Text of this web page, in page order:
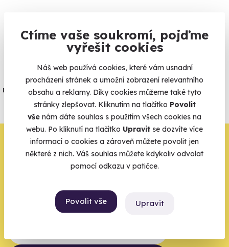
Ctíme vaše soukromí, pojďme
vyřešit cookies
Náš web používá cookies, které vám usnadní
procházení stránek a umožní zobrazení relevantního
obsahu a reklamy. Díky cookies můžeme také tyto
stránky zlepšovat. Kliknutím na tlačítko Povolit
vše nám dáte souhlas s použitím všech cookies na
webu. Po kliknutí na tlačítko Upravit se dozvíte více
informací o cookies a zároveň můžete povolit jen
některé z nich. Váš souhlas můžete kdykoliv odvolat
pomocí odkazu v patičce.
Povolit vše Upravit
Vše umíme pojistit
Jeden nikdy neví. Máme nejvyšší
úrazové pojištění z nabídky zážitkových
agentur.
Vše o pojištění
Zbývá jeden krok,
zbytek zařídíme my
Váš e-mail je vstupenka do světa, kde se žije naplno. Pojďte